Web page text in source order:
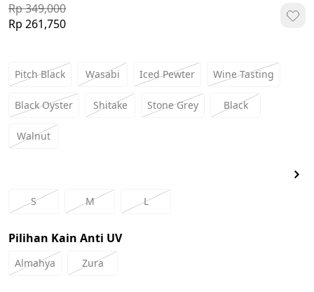
Rp 349,000
Rp 261,750
Pitch Black Wasabi Iced Pewter Wine Tasting
Black Oyster Shitake Stone Grey Black
Walnut
S M L
Pilihan Kain Anti UV
Almahya Zura